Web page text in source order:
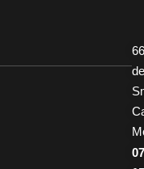
de
07